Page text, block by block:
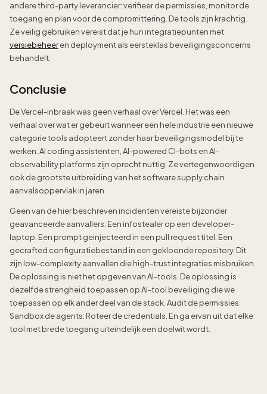
andere third-party leverancier: verifieer de permissies, monitor de
toegang en plan voor de compromittering. De tools zijn krachtig.
Ze veilig gebruiken vereist dat je hun integratiepunten met
versiebeheeren deployment als eersteklas beveiligingsconcerns
behandelt.
Conclusie
De Vercel-inbraak was geen verhaal over Vercel. Het was een
verhaal over wat er gebeurt wanneer een hele industrie een nieuwe
categorie tools adopteert zonder haar beveiligingsmodel bij te
werken. AI coding assistenten, AI-powered CI-bots en AI-
observability platforms zijn oprecht nuttig. Ze vertegenwoordigen
ook de grootste uitbreiding van het software supply chain
aanvalsoppervlak in jaren.
Geen van de hier beschreven incidenten vereiste bijzonder
geavanceerde aanvallers. Een infostealer op een developer-
laptop. Een prompt geinjecteerd in een pull request titel. Een
gecrafted configuratiebestand in een gekloonde repository. Dit
zijn low-complexity aanvallen die high-trust integraties misbruiken.
De oplossing is niet het opgeven van AI-tools. De oplossing is
dezelfde strengheid toepassen op AI-tool beveiliging die we
toepassen op elk ander deel van de stack. Audit de permissies.
Sandbox de agents. Roteer de credentials. En ga ervan uit dat elke
tool met brede toegang uiteindelijk een doelwit wordt.